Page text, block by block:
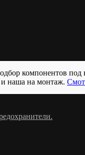
компонентов под
и наша на монтаж.